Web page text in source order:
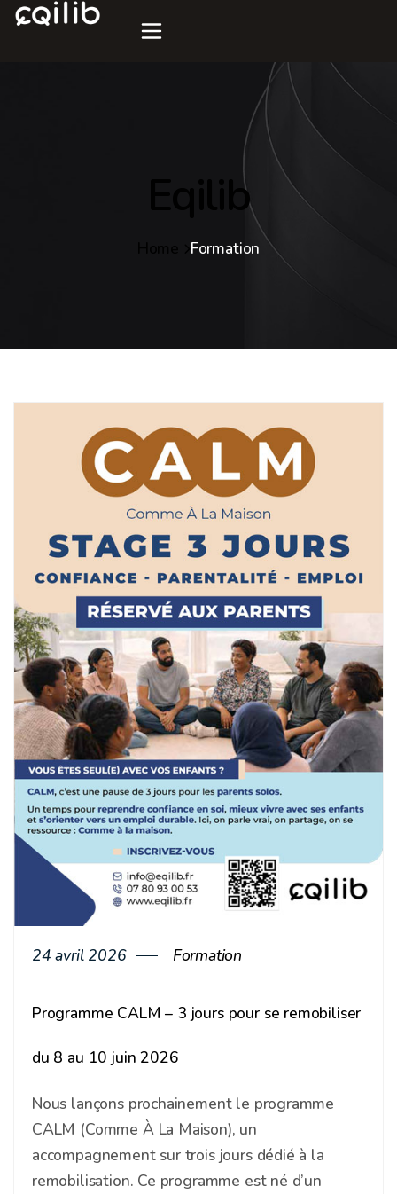
Eqilib
Formation
24 avril 2026 Formation
Programme CALM – 3 jours pour se remobiliser
du 8 au 10 juin 2026
Nous lançons prochainement le programme
CALM (Comme À La Maison), un
accompagnement sur trois jours dédié à la
remobilisation. Ce programme est né d’un